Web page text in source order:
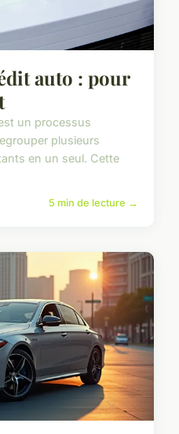
auto : pour
un processus
plusieurs
en un seul. Cette
5 min de lecture →